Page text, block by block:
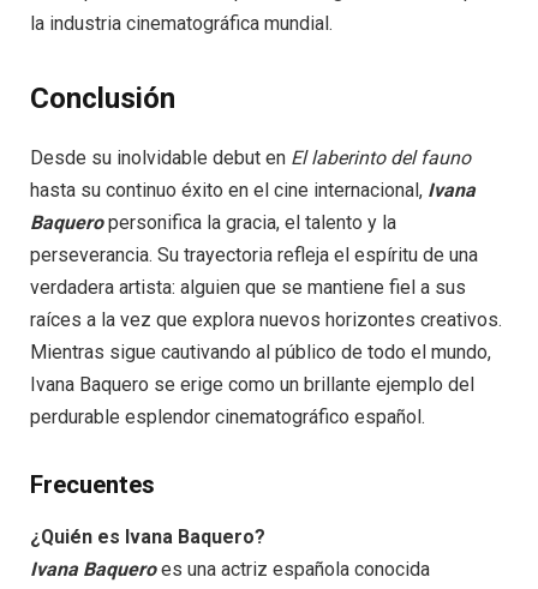
la industria cinematográfica mundial.
Conclusión
Desde su inolvidable debut en El laberinto del fauno
hasta su continuo éxito en el cine internacional, Ivana
Baqueropersonifica la gracia, el talento y la
perseverancia. Su trayectoria refleja el espíritu de una
verdadera artista: alguien que se mantiene fiel a sus
raíces a la vez que explora nuevos horizontes creativos.
Mientras sigue cautivando al público de todo el mundo,
Ivana Baquero se erige como un brillante ejemplo del
perdurable esplendor cinematográfico español.
Frecuentes
¿Quién es Ivana Baquero?
Ivana Baqueroes una actriz española conocida